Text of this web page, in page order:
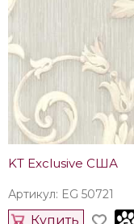
KT Exclusive США
Артикул: EG 50721
Купить